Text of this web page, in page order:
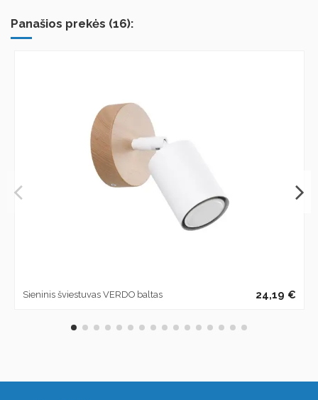
Panašios prekės (16):
Sieninis šviestuvas VERDO baltas 24,19 €